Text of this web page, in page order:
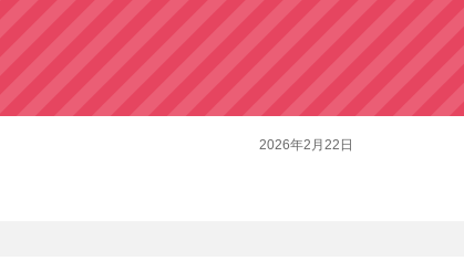
2026年2月22日